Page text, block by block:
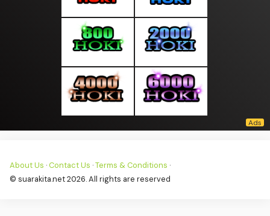
About Us ·Contact Us ·Terms & Conditions ·
© suarakita.net 2026. All rights are reserved